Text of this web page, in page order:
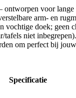
voor lange
arm- en
vochtige doek; geen
tafels niet inbegrepen).
om perfect bij
Specificatie